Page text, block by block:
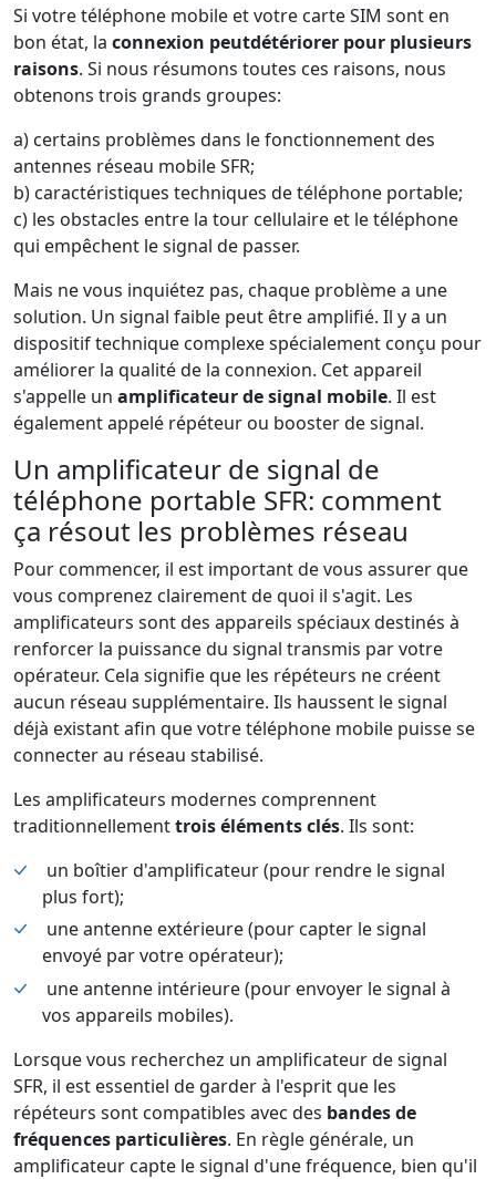
Si votre téléphone mobile et votre carte SIM sont en
bon état, la connexion peutdétériorer pour plusieurs
raisons. Si nous résumons toutes ces raisons, nous
obtenons trois grands groupes:
a) certains problèmes dans le fonctionnement des
antennes réseau mobile SFR;
b) caractéristiques techniques de téléphone portable;
c) les obstacles entre la tour cellulaire et le téléphone
qui empêchent le signal de passer.
Mais ne vous inquiétez pas, chaque problème a une
solution. Un signal faible peut être amplifié. Il y a un
dispositif technique complexe spécialement conçu pour
améliorer la qualité de la connexion. Cet appareil
s'appelle un amplificateur de signal mobile. Il est
également appelé répéteur ou booster de signal.
Un amplificateur de signal de
téléphone portable SFR: comment
ça résout les problèmes réseau
Pour commencer, il est important de vous assurer que
vous comprenez clairement de quoi il s'agit. Les
amplificateurs sont des appareils spéciaux destinés à
renforcer la puissance du signal transmis par votre
opérateur. Cela signifie que les répéteurs ne créent
aucun réseau supplémentaire. Ils haussent le signal
déjà existant afin que votre téléphone mobile puisse se
connecter au réseau stabilisé.
Les amplificateurs modernes comprennent
traditionnellementtrois éléments clés. Ils sont:
un boîtier d'amplificateur (pour rendre le signal
plus fort);
une antenne extérieure (pour capter le signal
envoyé par votre opérateur);
une antenne intérieure (pour envoyer le signal à
vos appareils mobiles).
Lorsque vous recherchez un amplificateur de signal
SFR, il est essentiel de garder à l'esprit que les
répéteurs sont compatibles avec des bandes de
fréquences particulières. En règle générale, un
amplificateur capte le signal d'une fréquence, bien qu'il